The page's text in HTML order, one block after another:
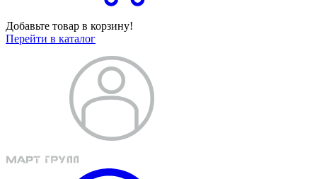
Добавьте товар в корзину!
Перейти в каталог